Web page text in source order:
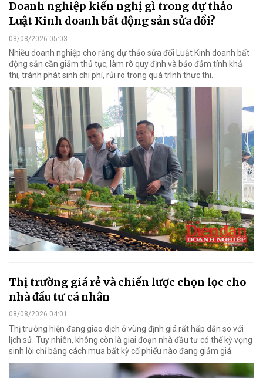
Doanh nghiệp kiến nghị gì trong dự thảo
Luật Kinh doanh bất động sản sửa đổi?
08/08/2026 05:03
Nhiều doanh nghiệp cho rằng dự thảo sửa đổi Luật Kinh doanh bất
động sản cần giảm thủ tục, làm rõ quy định và bảo đảm tính khả
thi, tránh phát sinh chi phí, rủi ro trong quá trình thực thi.
Thị trường giá rẻ và chiến lược chọn lọc cho
nhà đầu tư cá nhân
08/08/2026 04:01
Thị trường hiện đang giao dịch ở vùng định giá rất hấp dẫn so với
lịch sử. Tuy nhiên, không còn là giai đoạn nhà đầu tư có thể kỳ vọng
sinh lời chỉ bằng cách mua bất kỳ cổ phiếu nào đang giảm giá.